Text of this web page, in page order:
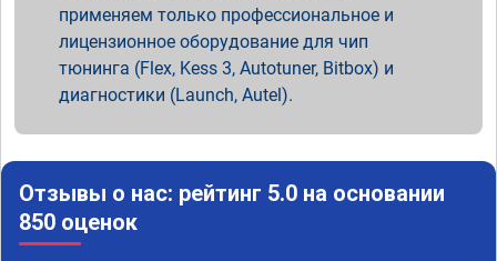
применяем только профессиональное и
лицензионное оборудование для чип
тюнинга (Flex, Kess 3, Autotuner, Bitbox) и
диагностики (Launch, Autel).
Отзывы о нас: рейтинг 5.0 на основании
850 оценок